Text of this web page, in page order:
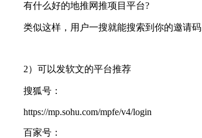
有什么好的地推网推项目平台?
类似这样，用户一搜就能搜索到你的邀请码
2）可以发软文的平台推荐
搜狐号：
https://mp.sohu.com/mpfe/v4/login
百家号：